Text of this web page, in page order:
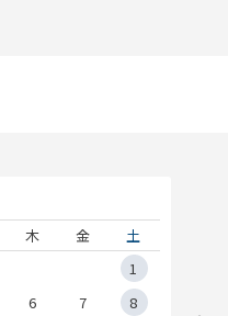
木 金
土
1
6 7
8